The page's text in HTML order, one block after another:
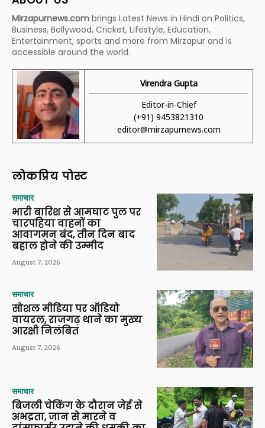
Mirzapurnews.com brings Latest News in Hindi on Politics,
Business, Bollywood, Cricket, Lifestyle, Education,
Entertainment, sports and more from Mirzapur and is
accessible around the world.
Virendra Gupta
Editor-in-Chief
(+91) 9453821310
editor@mirzapurnews.com
लोकप्रिय पोस्ट
समाचार
भारी बारिश से आमघाट पुल पर
चारपहिया वाहनों का
आवागमन बंद, तीन दिन बाद
बहाल होने की उम्मीद
August 7, 2026
समाचार
सोशल मीडिया पर ऑडियो
वायरल, राजगढ़ थाने का मुख्य
आरक्षी निलंबित
August 7, 2026
समाचार
बिजली चेकिंग के दौरान जेई से
अभद्रता, जान से मारने व